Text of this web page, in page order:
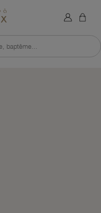
Retour à l'accueil du site
baptême...
×